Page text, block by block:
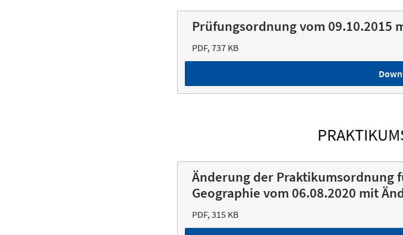
Prüfungsordnung vom 09.10.2015
PDF, 737 KB
Änderung der Praktikumsordnung
Geographie vom 06.08.2020 mit
PDF, 315 KB